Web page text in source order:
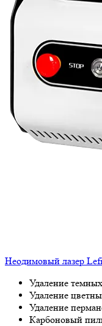
Неодимовый лазер
Удаление
Удаление
Удаление
Карбоновый